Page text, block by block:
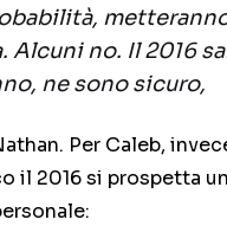
Alcuni no. Il 2016
ne sono sicuro,
Per Caleb,
il 2016 si prospetta